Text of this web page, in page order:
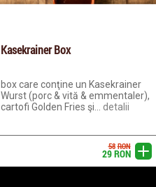
Kasekrainer Box
box care conţine un Kasekrainer
Wurst (porc & vită & emmentaler),
cartofi Golden Fries şi... detalii
adaugă
29RON
58 RON